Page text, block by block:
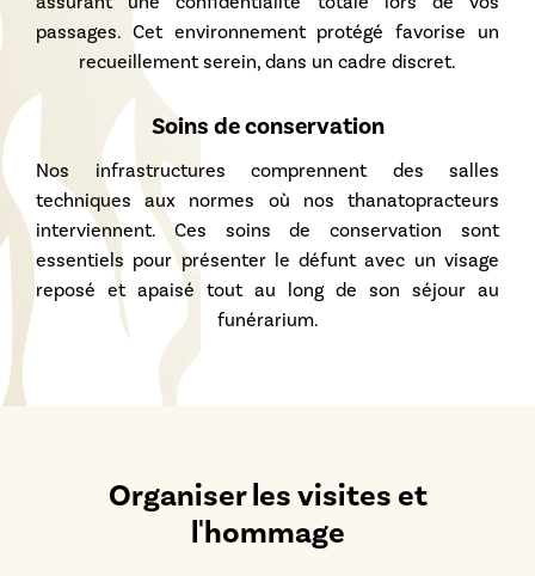
passages. Cet environnement protégé favorise un
recueillement serein, dans un cadre discret.
Soins de conservation
Nos infrastructures comprennent des salles
techniques aux normes où nos thanatopracteurs
interviennent. Ces soins de conservation sont
essentiels pour présenter le défunt avec un visage
reposé et apaisé tout au long de son séjour au
funérarium.
Organiser les visites et
l'hommage